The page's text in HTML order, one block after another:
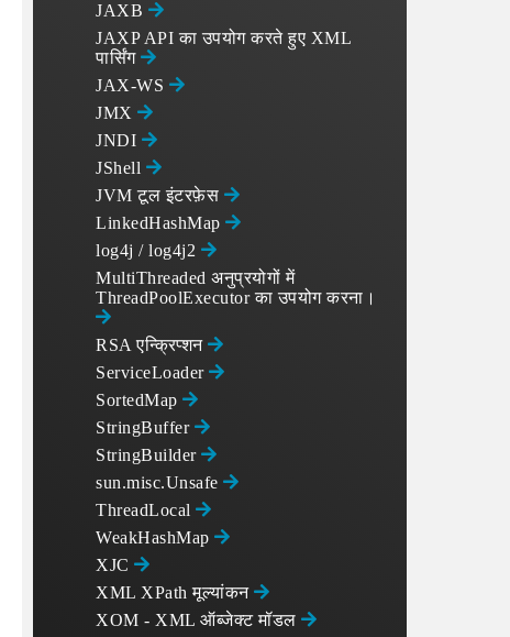
JAXB
JAXP API का उपयोग करते हुए XML
पार्सिंग
JAX-WS
JMX
JNDI
JShell
JVM टूल इंटरफ़ेस
LinkedHashMap
log4j / log4j2
MultiThreaded अनुप्रयोगों में
ThreadPoolExecutor का उपयोग करना।
RSA एन्क्रिप्शन
ServiceLoader
SortedMap
StringBuffer
StringBuilder
sun.misc.Unsafe
ThreadLocal
WeakHashMap
XJC
XML XPath मूल्यांकन
XOM - XML ऑब्जेक्ट मॉडल